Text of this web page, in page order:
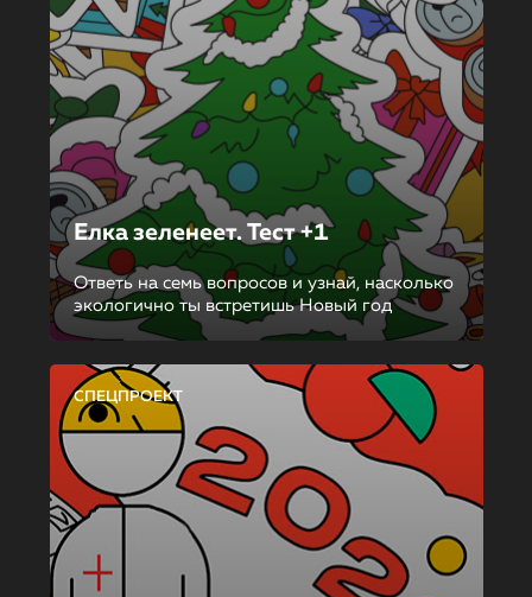
Елка зеленеет. Тест +1
Ответь на семь вопросов и узнай, насколько
экологично ты встретишь Новый год
СПЕЦПРОЕКТ